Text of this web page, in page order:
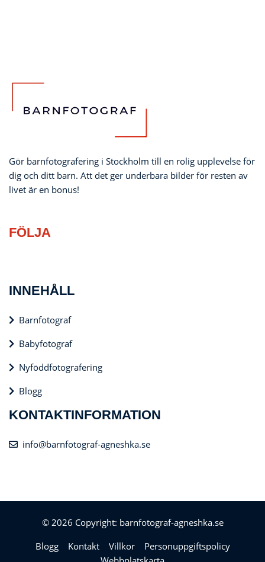
Gör barnfotografering i Stockholm till en rolig upplevelse för
dig och ditt barn. Att det ger underbara bilder för resten av
livet är en bonus!
FÖLJA
INNEHÅLL
Barnfotograf
Babyfotograf
Nyföddfotografering
Blogg
KONTAKTINFORMATION
info@barnfotograf-agneshka.se
© 2026 Copyright: barnfotograf-agneshka.se
Blogg
Kontakt Villkor
Personuppgiftspolicy